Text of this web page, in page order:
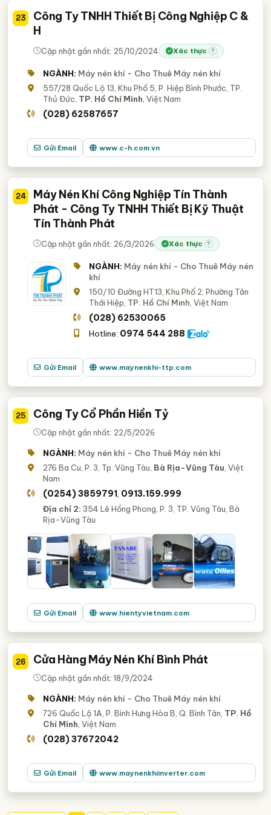
23
Công Ty TNHH Thiết Bị Công Nghiệp C &
H
Cập nhật gần nhất: 25/10/2024 Xác thực ?
NGÀNH: Máy nén khí - Cho Thuê Máy nén khí
557/28 Quốc Lộ 13, Khu Phố 5, P. Hiệp Bình Phước, TP.
Thủ Đức, TP. Hồ Chí Minh , Việt Nam
(028) 62587657
Gửi Email www.c-h.com.vn
24
Máy Nén Khí Công Nghiệp Tín Thành
Phát - Công Ty TNHH Thiết Bị Kỹ Thuật
Tín Thành Phát
Cập nhật gần nhất: 26/3/2026 Xác thực ?
NGÀNH: Máy nén khí - Cho Thuê Máy nén
khí
150/10 Đường HT13, Khu Phố 2, Phường Tân
Thới Hiệp, TP. Hồ Chí Minh , Việt Nam
(028) 62530065
Hotline: 0974 544 288
Gửi Email www.maynenkhi-ttp.com
25 Công Ty Cổ Phần Hiền Tỷ
Cập nhật gần nhất: 22/5/2026
NGÀNH: Máy nén khí - Cho Thuê Máy nén khí
276 Ba Cu, P. 3, Tp. Vũng Tàu, Bà Rịa-Vũng Tàu , Việt
Nam
(0254) 3859791 0913.159.999
Địa chỉ 2: 354 Lê Hồng Phong, P. 3, TP. Vũng Tàu, Bà
Rịa-Vũng Tàu
Gửi Email www.hientyvietnam.com
26 Cửa Hàng Máy Nén Khí Bình Phát
Cập nhật gần nhất: 18/9/2024
NGÀNH: Máy nén khí - Cho Thuê Máy nén khí
726 Quốc Lộ 1A, P. Bình Hưng Hòa B, Q. Bình Tân, TP. Hồ
Chí Minh , Việt Nam
(028) 37672042
Gửi Email www.maynenkhiinverter.com